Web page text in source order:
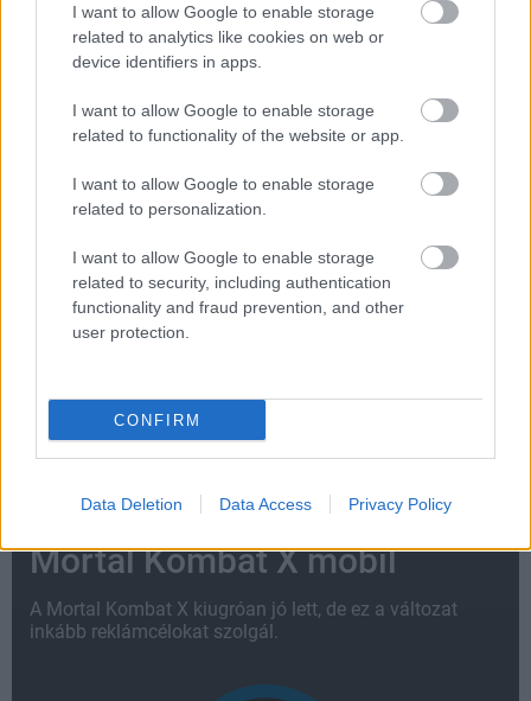
I want to allow Google to enable storage
related to analytics like cookies on web or
device identifiers in apps.
I want to allow Google to enable storage
related to functionality of the website or app.
I want to allow Google to enable storage
related to personalization.
I want to allow Google to enable storage
related to security, including authentication
functionality and fraud prevention, and other
user protection.
CONFIRM
Data Deletion Data Access Privacy Policy
A frissítés már letölthető iOS platformokra, az Android
harcosainak viszont még várniuk kell egy picit. Ti
nyúzzátok még a mobilos Mortal Kombat X-et?
SMASH by Meló-Diák: Homok, zene és a nyár legjobb
hangulata – Jön a második forduló! (X)
Július végén folytatódik a balatoni strandröplabda-
sorozat.
entertainment
#netherrealm studios
Mortal Kombat X mobil
A Mortal Kombat X kiugróan jó lett, de ez a változat
inkább reklámcélokat szolgál.